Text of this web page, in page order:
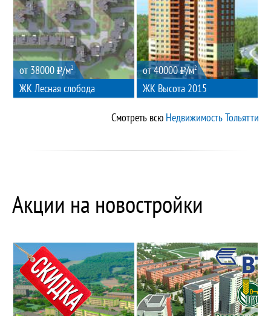
ЖК Лесная слобода
от 38000 /м2
ЖК Высота 2015
от 40000 /м2
Смотреть всю Недвижимость Тольятти
Акции на новостройки